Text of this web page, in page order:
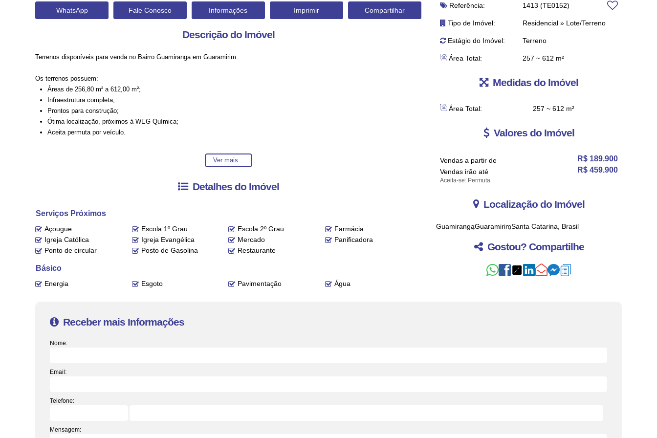
WhatsApp Fale Conosco Informações Imprimir Compartilhar
Descrição do Imóvel
Terrenos disponíveis para venda no Bairro Guamiranga em Guaramirim.
Os terrenos possuem:
Áreas de 256,80 m² a 612,00 m²;
Infraestrutura completa;
Prontos para construção;
Ótima localização, próximos à WEG Química;
Aceita permuta por veículo.
Ver mais...
Detalhes do Imóvel
Serviços Próximos
Açougue Escola 1º Grau Escola 2º Grau
Farmácia
Igreja Católica
Igreja Evangélica Mercado
Panificadora
Ponto de circular
Posto de Gasolina Restaurante
Básico
Energia Esgoto Pavimentação Água
Referência: 1413 (TE0152)
Tipo de Imóvel: Residencial » Lote/Terreno
Estágio do Imóvel: Terreno
Área Total: 257 ~ 612 m²
Medidas do Imóvel
Área Total: 257 ~ 612 m²
Valores do Imóvel
R$ 189.900
Vendas a partir de
R$ 459.900
Vendas irão até
Aceita-se: Permuta
Localização do Imóvel
GuamirangaGuaramirimSanta Catarina, Brasil
Gostou? Compartilhe
Receber mais Informações
Nome:
Email:
Telefone:
Mensagem: